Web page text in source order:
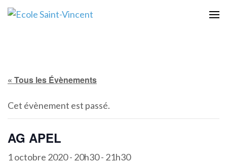
Aller
« Tous les Évènements
Cet évènement est passé.
AG APEL
1 octobre 2020 - 20h30- 21h30